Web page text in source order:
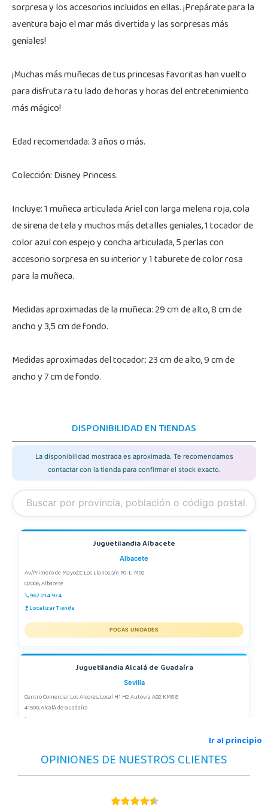
sorpresa y los accesorios incluidos en ellas. ¡Prepárate para la
aventura bajo el mar más divertida y las sorpresas más
geniales!
¡Muchas más muñecas de tus princesas favoritas han vuelto
para disfruta ra tu lado de horas y horas del entretenimiento
más mágico!
Edad recomendada: 3 años o más.
Colección: Disney Princess.
Incluye: 1 muñeca articulada Ariel con larga melena roja, cola
de sirena de tela y muchos más detalles geniales, 1 tocador de
color azul con espejo y concha articulada, 5 perlas con
accesorio sorpresa en su interior y 1 taburete de color rosa
para la muñeca.
Medidas aproximadas de la muñeca: 29 cm de alto, 8 cm de
ancho y 3,5 cm de fondo.
Medidas aproximadas del tocador: 23 cm de alto, 9 cm de
ancho y 7 cm de fondo.
DISPONIBILIDAD EN TIENDAS
La disponibilidad mostrada es aproximada. Te recomendamos
contactar con la tienda para confirmar el stock exacto.
Juguetilandia Albacete
Albacete
Av/Primero de Mayo,CC Los Llanos s/n P0-L-M02
02006, Albacete
967 214 974
Localizar Tienda
POCAS UNIDADES
Juguetilandia Alcalá de Guadaíra
Sevilla
Centro Comercial Los Alcores, Local H1 H2 Autovia A92 KM8.8
41500, Alcalá de Guadaíra
Juguetilandia Alcobendas
Ir al principio
OPINIONES DE NUESTROS CLIENTES